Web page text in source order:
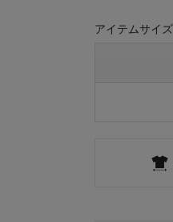
アイテムサイズ